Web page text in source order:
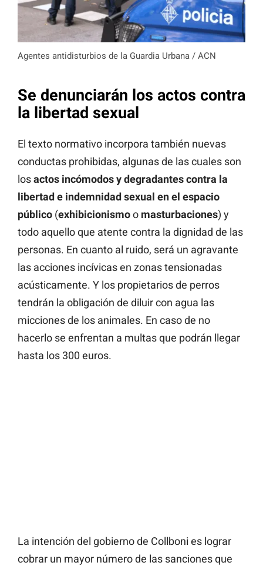
Agentes antidisturbios de la Guardia Urbana / ACN
Se denunciarán los actos contra
la libertad sexual
El texto normativo incorpora también nuevas
conductas prohibidas, algunas de las cuales son
losactos incómodos y degradantes contra la
libertad e indemnidad sexual en el espacio
público (exhibicionismoo masturbaciones) y
todo aquello que atente contra la dignidad de las
personas. En cuanto al ruido, será un agravante
las acciones incívicas en zonas tensionadas
acústicamente. Y los propietarios de perros
tendrán la obligación de diluir con agua las
micciones de los animales. En caso de no
hacerlo se enfrentan a multas que podrán llegar
hasta los 300 euros.
La intención del gobierno de Collboni es lograr
cobrar un mayor número de las sanciones que